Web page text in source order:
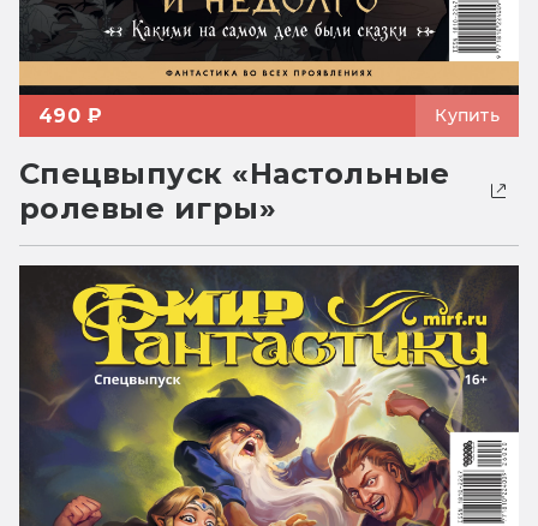
490 ₽ Купить
Спецвыпуск «Настольные
ролевые игры»